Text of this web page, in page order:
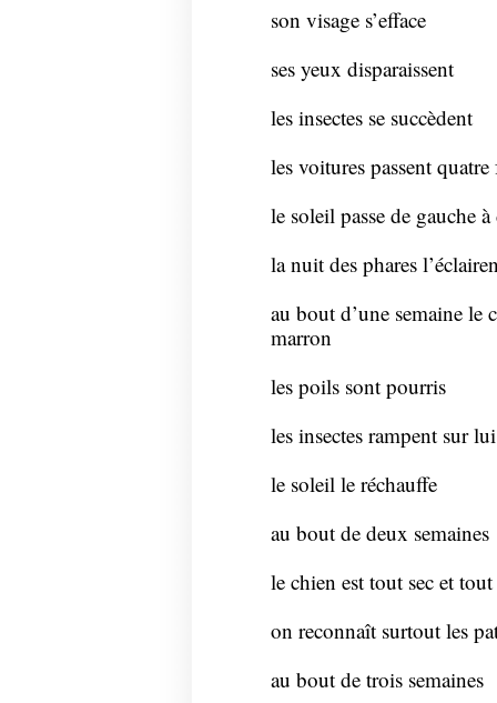
son visage s’efface
ses yeux disparaissent
les insectes se succèdent
les voitures passent
le soleil passe de gauche
la nuit des phares
au bout d’une semaine le
marron
les poils sont pourris
les insectes rampent sur lui
le soleil le réchauffe
au bout de deux semaines
le chien est tout sec et
on reconnaît surtout les
au bout de trois semaines